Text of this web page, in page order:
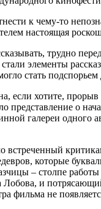
к чему-то
настоящая
трудно
элементы
стать
если хотите,
представление о
галереи одного
встреченный
которые
– столпе
Лобова, и
фильма не